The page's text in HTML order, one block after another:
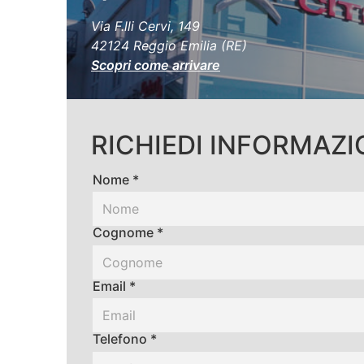
Via F.lli Cervi, 149
42124 Reggio Emilia (RE)
Scopri come arrivare
RICHIEDI
Nome *
Cognome *
Email *
Telefono *